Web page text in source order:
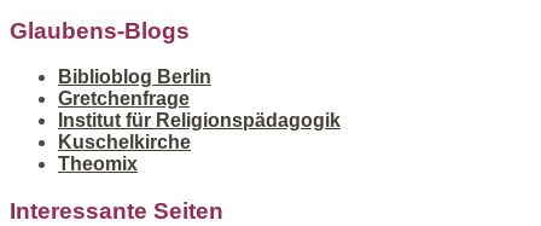
Glaubens-Blogs
Biblioblog Berlin
Gretchenfrage
Institut für Religionspädagogik
Kuschelkirche
Theomix
Interessante Seiten